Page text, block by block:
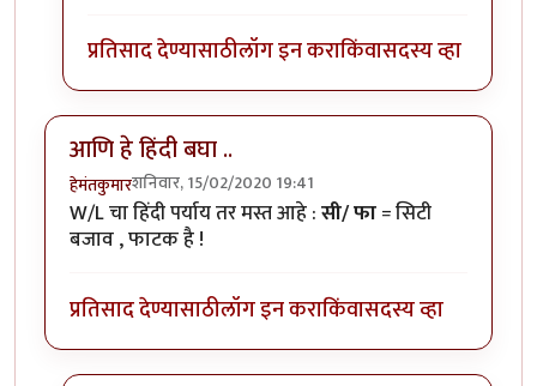
प्रतिसाद देण्यासाठीलॉग इन कराकिंवासदस्य व्हा
आणि हे हिंदी बघा ..
हेमंतकुमारशनिवार, 15/02/2020 19:41
W/L चा हिंदी पर्याय तर मस्त आहे :सी/ फा= सिटी
बजाव , फाटक है !
प्रतिसाद देण्यासाठीलॉग इन कराकिंवासदस्य व्हा